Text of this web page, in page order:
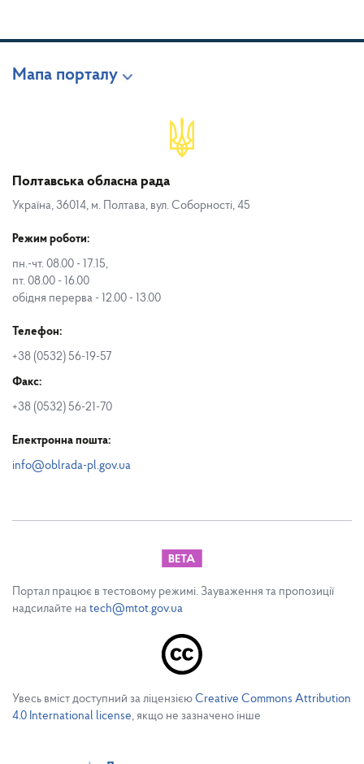
Мапа порталу
Полтавська обласна рада
Україна, 36014, м. Полтава, вул. Соборності, 45
Режим роботи:
пн.-чт. 08.00 - 17.15,
пт. 08.00 - 16.00
обідня перерва - 12.00 - 13.00
Телефон:
+38 (0532) 56-19-57
Факс:
+38 (0532) 56-21-70
Електронна пошта:
info@oblrada-pl.gov.ua
Портал працює в тестовому режимі. Зауваження та пропозиції
надсилайте на tech@mtot.gov.ua
Увесь вміст доступний за ліцензією Creative Commons Attribution
4.0 International license, якщо не зазначено інше